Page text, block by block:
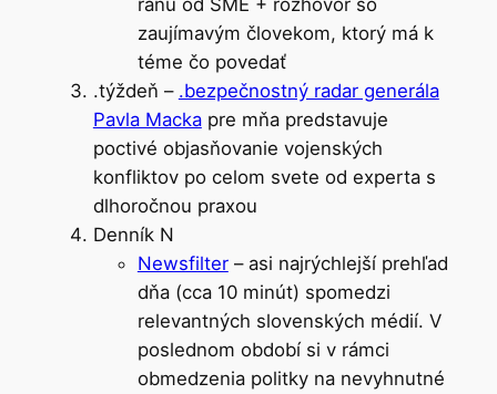
zaujímavým človekom, ktorý má k
téme čo povedať
.týždeň – .bezpečnostný radar generála
Pavla Mackapre mňa predstavuje
poctivé objasňovanie vojenských
konfliktov po celom svete od experta s
dlhoročnou praxou
Denník N
Newsfilter– asi najrýchlejší prehľad
dňa (cca 10 minút) spomedzi
relevantných slovenských médií. V
poslednom období si v rámci
obmedzenia politky na nevyhnutné